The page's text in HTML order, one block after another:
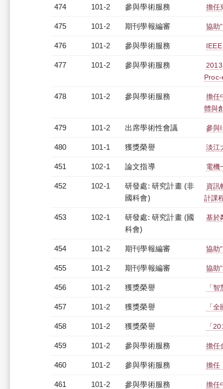
474 101-2 參與學術服務 擔任
475 101-2 期刊學報編審 協助
476 101-2 參與學術服務
477 101-2 參與學術服務
478 101-2 參與學術服務
擔任
體與
479 101-2 出席學術性會議 參與
480 101-1 獲獎榮譽 淡江
451 102-1 論文指導 電機
452 102-1
研發處: 研究計畫 (非
國科會)
資訊
計課
453 102-1
研發處: 研究計畫 (國
科會)
基於
454 101-2 期刊學報編審 協助
455 101-2 期刊學報編審 協助
456 101-2 獲獎榮譽 「
457 101-2 獲獎榮譽 「
458 101-2 獲獎榮譽 「
459 101-2 參與學術服務 擔任
460 101-2 參與學術服務 擔任
461 101-2 參與學術服務
擔任